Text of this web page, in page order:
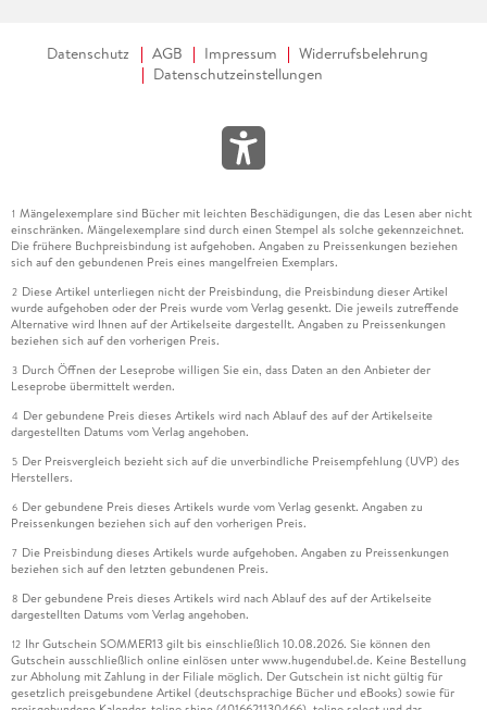
Datenschutz AGB Impressum
Widerrufsbelehrung
Datenschutzeinstellungen
1 Mängelexemplare sind Bücher mit leichten Beschädigungen, die das Lesen aber nicht
einschränken. Mängelexemplare sind durch einen Stempel als solche gekennzeichnet.
Die frühere Buchpreisbindung ist aufgehoben. Angaben zu Preissenkungen beziehen
sich auf den gebundenen Preis eines mangelfreien Exemplars.
2 Diese Artikel unterliegen nicht der Preisbindung, die Preisbindung dieser Artikel
wurde aufgehoben oder der Preis wurde vom Verlag gesenkt. Die jeweils zutreffende
Alternative wird Ihnen auf der Artikelseite dargestellt. Angaben zu Preissenkungen
beziehen sich auf den vorherigen Preis.
3 Durch Öffnen der Leseprobe willigen Sie ein, dass Daten an den Anbieter der
Leseprobe übermittelt werden.
4 Der gebundene Preis dieses Artikels wird nach Ablauf des auf der Artikelseite
dargestellten Datums vom Verlag angehoben.
5 Der Preisvergleich bezieht sich auf die unverbindliche Preisempfehlung (UVP) des
Herstellers.
6 Der gebundene Preis dieses Artikels wurde vom Verlag gesenkt. Angaben zu
Preissenkungen beziehen sich auf den vorherigen Preis.
7 Die Preisbindung dieses Artikels wurde aufgehoben. Angaben zu Preissenkungen
beziehen sich auf den letzten gebundenen Preis.
8 Der gebundene Preis dieses Artikels wird nach Ablauf des auf der Artikelseite
dargestellten Datums vom Verlag angehoben.
12 Ihr Gutschein SOMMER13 gilt bis einschließlich 10.08.2026. Sie können den
Gutschein ausschließlich online einlösen unter www.hugendubel.de. Keine Bestellung
zur Abholung mit Zahlung in der Filiale möglich. Der Gutschein ist nicht gültig für
gesetzlich preisgebundene Artikel (deutschsprachige Bücher und eBooks) sowie für